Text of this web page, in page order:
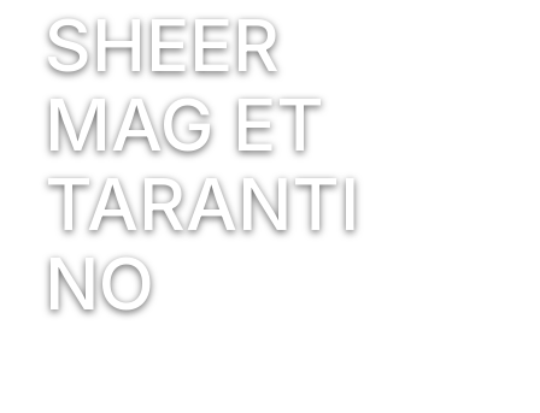
SHEER
MAG ET
TARANTI
NO